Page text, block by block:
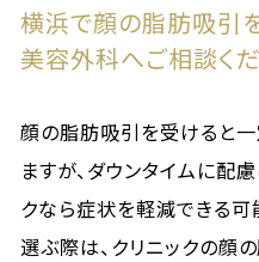
横浜で顔の脂肪吸引
美容外科へご相談くだ
顔の脂肪吸引を受けると
ますが、ダウンタイムに配
クなら症状を軽減できる可
選ぶ際は、クリニックの顔